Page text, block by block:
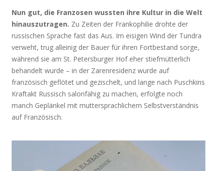
Nun gut, die Franzosen wussten ihre Kultur in die Welt
hinauszutragen. Zu Zeiten der Frankophilie drohte der
russischen Sprache fast das Aus. Im eisigen Wind der Tundra
verweht, trug alleinig der Bauer für ihren Fortbestand sorge,
während sie am St. Petersburger Hof eher stiefmütterlich
behandelt wurde – in der Zarenresidenz wurde auf
französisch geflötet und gezischelt, und lange nach Puschkins
Kraftakt Russisch salonfähig zu machen, erfolgte noch
manch Geplänkel mit muttersprachlichem Selbstverständnis
auf Französisch.